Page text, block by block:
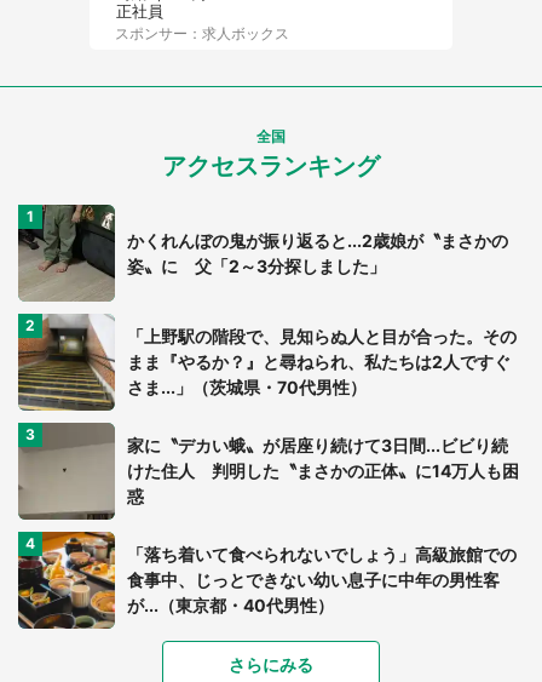
正社員
スポンサー：求人ボックス
全国
アクセスランキング
かくれんぼの鬼が振り返ると...2歳娘が〝まさかの
姿〟に 父「2～3分探しました」
「上野駅の階段で、見知らぬ人と目が合った。その
まま『やるか？』と尋ねられ、私たちは2人ですぐ
さま...」（茨城県・70代男性）
家に〝デカい蛾〟が居座り続けて3日間...ビビり続
けた住人 判明した〝まさかの正体〟に14万人も困
惑
「落ち着いて食べられないでしょう」高級旅館での
食事中、じっとできない幼い息子に中年の男性客
が...（東京都・40代男性）
「富豪すぎ」1歳息子の〝店頭駄々こね〟の内容に1.
さらにみる